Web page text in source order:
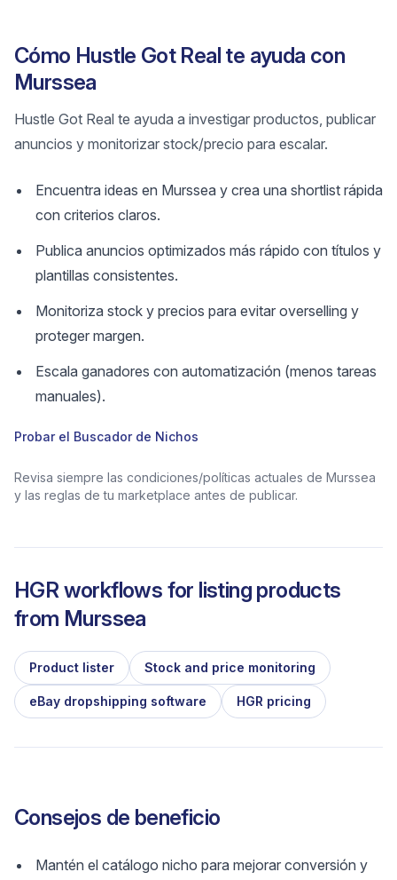
Cómo Hustle Got Real te ayuda con
Murssea
Hustle Got Real te ayuda a investigar productos, publicar
anuncios y monitorizar stock/precio para escalar.
Encuentra ideas en Murssea y crea una shortlist rápida
con criterios claros.
Publica anuncios optimizados más rápido con títulos y
plantillas consistentes.
Monitoriza stock y precios para evitar overselling y
proteger margen.
Escala ganadores con automatización (menos tareas
manuales).
Probar el Buscador de Nichos
Revisa siempre las condiciones/políticas actuales de Murssea
y las reglas de tu marketplace antes de publicar.
HGR workflows for listing products
from Murssea
Product lister Stock and price monitoring
eBay dropshipping software HGR pricing
Consejos de beneficio
Mantén el catálogo nicho para mejorar conversión y